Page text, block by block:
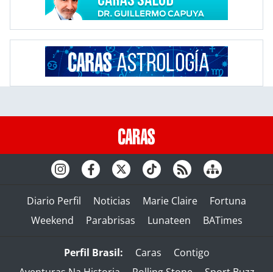
Diario Perfil Noticias Marie Claire
Fortuna
Weekend
Parabrisas Lunateen BATimes
Perfil Brasil: Caras
Contigo